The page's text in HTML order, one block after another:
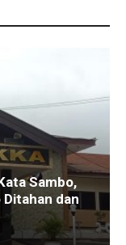
Sambo,
dan